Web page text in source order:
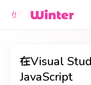
在Visual
JavaScript